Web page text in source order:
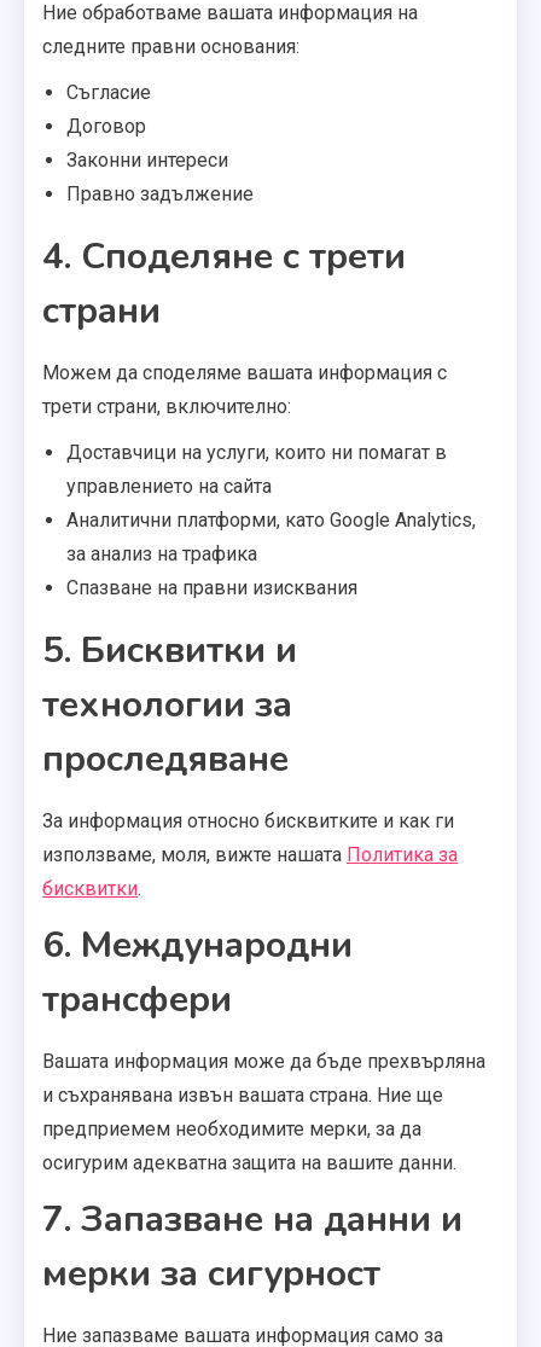
Ние обработваме вашата информация на
следните правни основания:
Съгласие
Договор
Законни интереси
Правно задължение
4. Споделяне с трети
страни
Можем да споделяме вашата информация с
трети страни, включително:
Доставчици на услуги, които ни помагат в
управлението на сайта
Аналитични платформи, като Google Analytics,
за анализ на трафика
Спазване на правни изисквания
5. Бисквитки и
технологии за
проследяване
За информация относно бисквитките и как ги
използваме, моля, вижте нашата Политика за
бисквитки.
6. Международни
трансфери
Вашата информация може да бъде прехвърляна
и съхранявана извън вашата страна. Ние ще
предприемем необходимите мерки, за да
осигурим адекватна защита на вашите данни.
7. Запазване на данни и
мерки за сигурност
Ние запазваме вашата информация само за